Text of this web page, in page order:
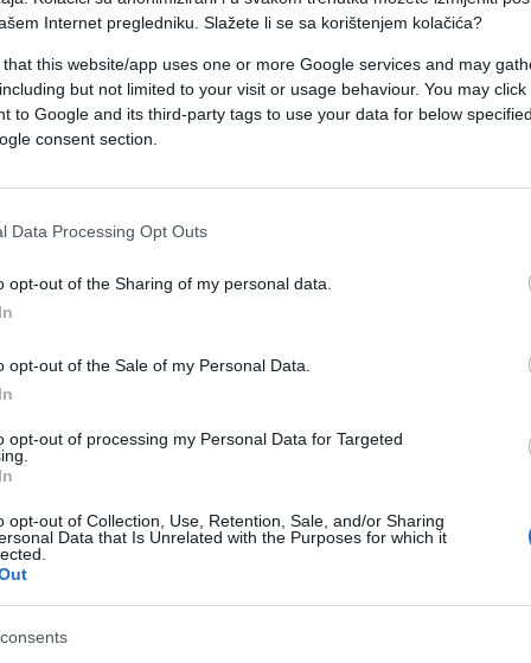
Internet pregledniku. Slažete li se sa korištenjem kolačića?
that this website/app uses one or more Google services and may
but not limited to your visit or usage behaviour. You may
to Google and its third-party tags to use your data for below
consent section.
Data Processing Opt Outs
opt-out of the Sharing of my personal data.
opt-out of the Sale of my Personal Data.
opt-out of processing my Personal Data for Targeted
opt-out of Collection, Use, Retention, Sale, and/or Sharing
Data that Is Unrelated with the Purposes for which it
i policija za njima intenzivno traga.
progovorio i njegov brat Zoran. Na pitanje što
se cijela porodica. Puno ljudi je bilo, tu je
jer je bilo više metaka ispaljenih. Neki su
ne znam kako, desilo se da je samo
nego i drugih članova koji su bili tamo jer je
krugova. Dijela navijača koji u biti nisu
mogućnost, ali daj Bože da ih pronađu pa